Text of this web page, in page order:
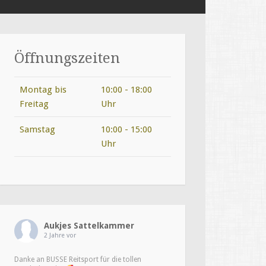
Öffnungszeiten
Montag bis
Freitag
10:00 - 18:00
Uhr
Samstag
10:00 - 15:00
Uhr
Aukjes Sattelkammer
2 Jahre vor
Danke an BUSSE Reitsport für die tollen